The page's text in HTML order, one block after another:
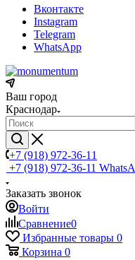
Вконтакте
Instagram
Telegram
WhatsApp
Ваш город
Краснодар
+7 (918) 972-36-11
+7 (918) 972-36-11
Заказать звонок
Войти
Сравнение0
Избранные товары 0
Корзина 0